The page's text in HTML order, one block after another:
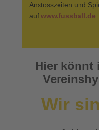
Anstosszeiten und
auf www.fussball.de
Hier könnt
Wir